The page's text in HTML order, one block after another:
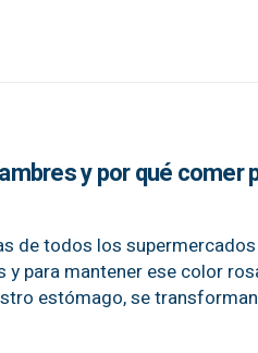
y por qué comer
de todos los
para mantener ese color
estómago, se